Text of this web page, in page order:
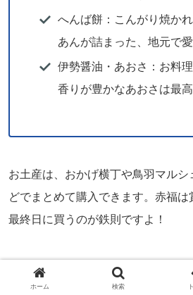
へんば餅：こんがり焼か
あんが詰まった、地元で愛
伊勢醤油・あおさ：お料
香りが豊かなあおさは最高
お土産は、おかげ横丁や鳥羽マル
どでまとめて購入できます。赤福は
最終日に買うのが鉄則ですよ！
ホーム 検索